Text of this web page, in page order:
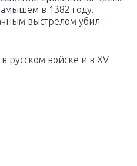
в 1382 году.
выстрелом убил
русском войске и в XV